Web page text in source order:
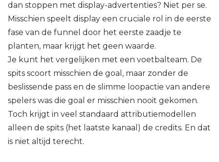
dan stoppen met display-advertenties? Niet per se.
Misschien speelt display een cruciale rol in de eerste
fase van de funnel door het eerste zaadje te
planten, maar krijgt het geen waarde.
Je kunt het vergelijken met een voetbalteam. De
spits scoort misschien de goal, maar zonder de
beslissende pass en de slimme loopactie van andere
spelers was die goal er misschien nooit gekomen.
Toch krijgt in veel standaard attributiemodellen
alleen de spits (het laatste kanaal) de credits. En dat
is niet altijd terecht.